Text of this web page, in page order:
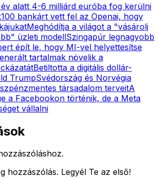
alatt 4-6 milliárd euróba fog kerülni
100 bankárt vett fel az Openai, hogy
Meghódítja a világot a "vásárolj
üzleti modellSzingapúr legnagyobb
épít le, hogy MI-vel helyettesítse
tartalmak növelik a
Betiltotta a digitális dollár-
TrumpSvédország és Norvégia
társadalom terveitA
a Facebookon történik, de a Meta
vállalni
hozzászólás. Legyél Te az első!